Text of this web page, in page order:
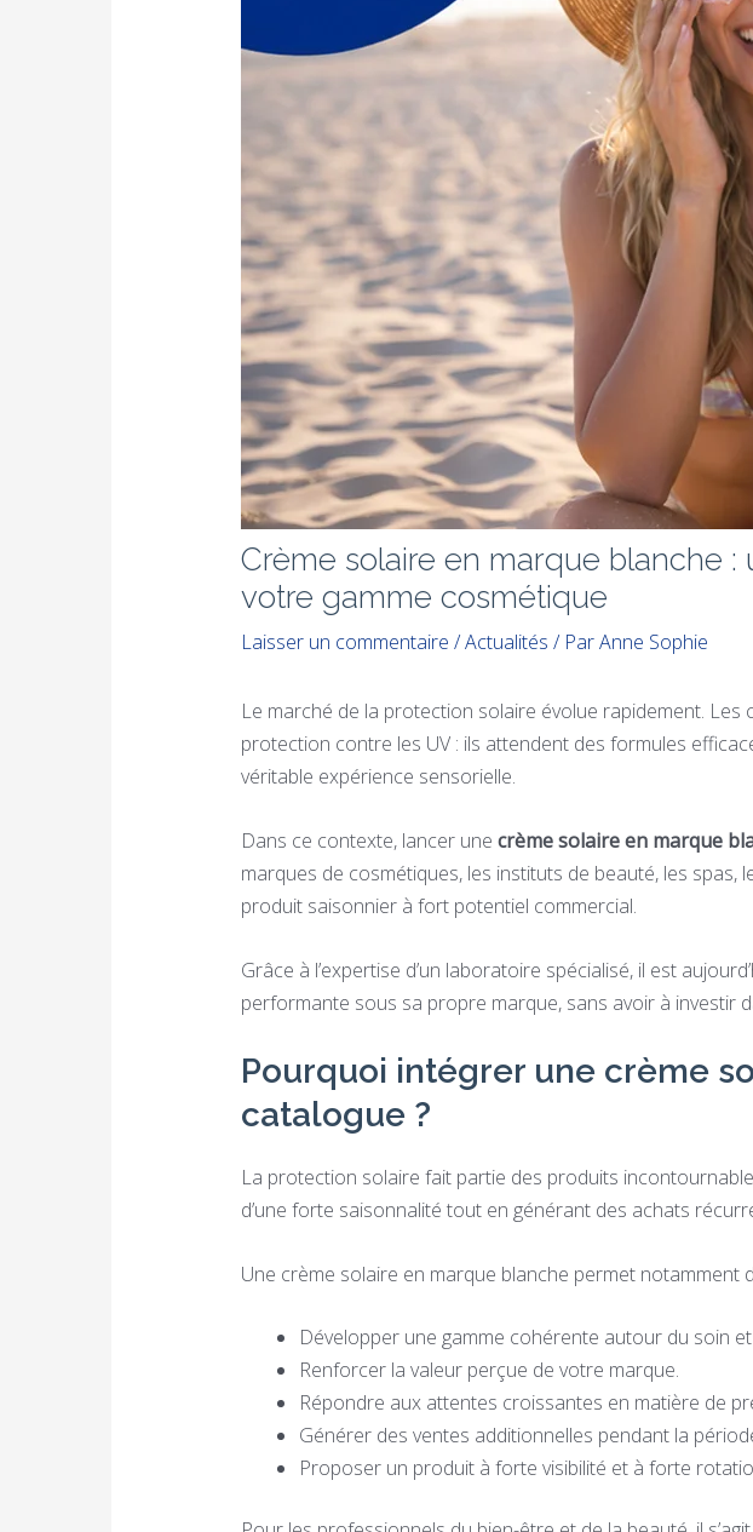
Crème solaire en marque blanche
votre gamme cosmétique
Laisser un commentaire /Actualités / ParAnne Sophie
Le marché de la protection solaire évolue rapidement.
protection contre les UV : ils attendent des formules
véritable expérience sensorielle.
Dans ce contexte, lancer une crème solaire en marque
marques de cosmétiques, les instituts de beauté, les
produit saisonnier à fort potentiel commercial.
Grâce à l’expertise d’un laboratoire spécialisé, il est
performante sous sa propre marque, sans avoir à investir
Pourquoi intégrer une crème
catalogue ?
La protection solaire fait partie des produits
d’une forte saisonnalité tout en générant des achats
Une crème solaire en marque blanche permet notamment
Développer une gamme cohérente autour du soin
Renforcer la valeur perçue de votre marque.
Répondre aux attentes croissantes en matière de
Générer des ventes additionnelles pendant la
Proposer un produit à forte visibilité et à forte